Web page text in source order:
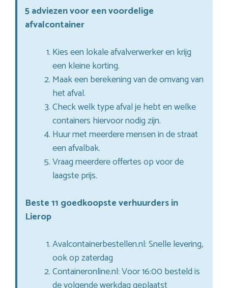
5 adviezen voor een voordelige
afvalcontainer
Kies een lokale afvalverwerker en krijg
een kleine korting.
Maak een berekening van de omvang van
het afval.
Check welk type afval je hebt en welke
containers hiervoor nodig zijn.
Huur met meerdere mensen in de straat
een afvalbak.
Vraag meerdere offertes op voor de
laagste prijs.
Beste 11 goedkoopste verhuurders in
Lierop
Avalcontainerbestellen.nl: Snelle levering,
ook op zaterdag
Containeronline.nl: Voor 16:00 besteld is